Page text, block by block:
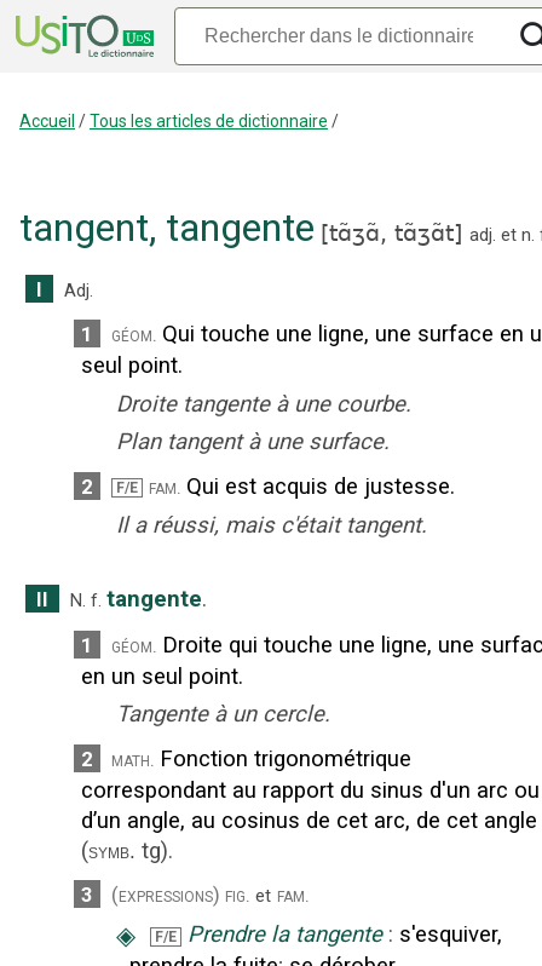
Accueil /Tous les articles de dictionnaire /
tangent, tangente [tɑ̃ʒɑ̃, tɑ̃ʒɑ̃t] adj. et n.
I Adj.
1 géom. Qui touche une ligne, une surface en
seul point.
Droite tangente à une courbe.
Plan tangent à une surface.
2 F/E fam. Qui est acquis de justesse.
Il a réussi, mais c'était tangent.
II N. f. tangente.
1 géom. Droite qui touche une ligne, une
en un seul point.
Tangente à un cercle.
2 math. Fonction trigonométrique
correspondant au rapport du sinus d'un arc ou
d’un angle, au cosinus de cet arc, de cet angle
(symb. tg).
3 (expressions) fig. et fam.
◈ F/E Prendre la tangente : s'esquiver,